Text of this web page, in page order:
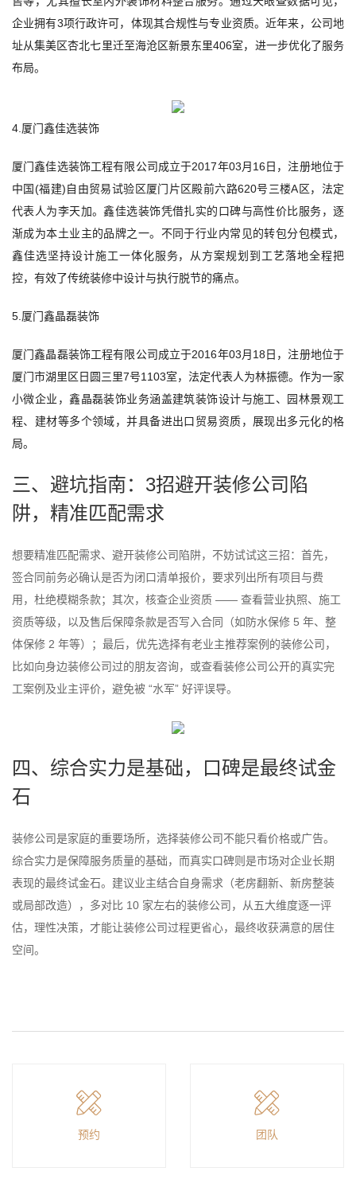
企业拥有3项行政许可，体现其合规性与专业资质。近年来，公司地
址从集美区杏北七里迁至海沧区新景东里406室，进一步优化了服务
布局。
4.厦门鑫佳选装饰
厦门鑫佳选装饰工程有限公司成立于2017年03月16日，注册地位于
中国(福建)自由贸易试验区厦门片区殿前六路620号三楼A区，法定
代表人为李天加。鑫佳选装饰凭借扎实的口碑与高性价比服务，逐
渐成为本土业主的品牌之一。不同于行业内常见的转包分包模式，
鑫佳选坚持设计施工一体化服务，从方案规划到工艺落地全程把
控，有效了传统装修中设计与执行脱节的痛点。
5.厦门鑫晶磊装饰
厦门鑫晶磊装饰工程有限公司成立于2016年03月18日，注册地位于
厦门市湖里区日圆三里7号1103室，法定代表人为林振德。作为一家
小微企业，鑫晶磊装饰业务涵盖建筑装饰设计与施工、园林景观工
程、建材等多个领域，并具备进出口贸易资质，展现出多元化的格
局。
三、避坑指南：3招避开装修公司陷
阱，精准匹配需求
想要精准匹配需求、避开装修公司陷阱，不妨试试这三招：首先，
签合同前务必确认是否为闭口清单报价，要求列出所有项目与费
用，杜绝模糊条款；其次，核查企业资质 —— 查看营业执照、施工
资质等级，以及售后保障条款是否写入合同（如防水保修 5 年、整
体保修 2 年等）；最后，优先选择有老业主推荐案例的装修公司，
比如向身边装修公司过的朋友咨询，或查看装修公司公开的真实完
工案例及业主评价，避免被 “水军” 好评误导。
四、综合实力是基础，口碑是最终试金
石
装修公司是家庭的重要场所，选择装修公司不能只看价格或广告。
综合实力是保障服务质量的基础，而真实口碑则是市场对企业长期
表现的最终试金石。建议业主结合自身需求（老房翻新、新房整装
或局部改造），多对比 10 家左右的装修公司，从五大维度逐一评
估，理性决策，才能让装修公司过程更省心，最终收获满意的居住
空间。
预约 团队